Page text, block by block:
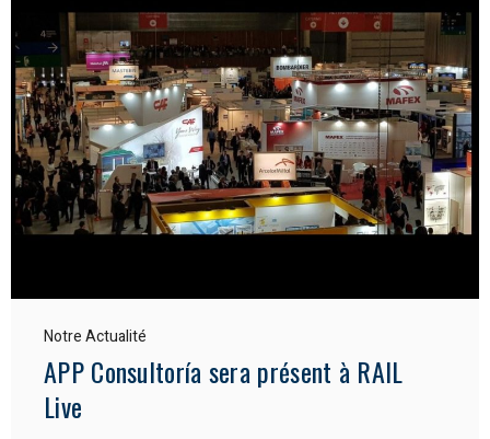
Notre Actualité
APP Consultoría sera présent à RAIL
Live